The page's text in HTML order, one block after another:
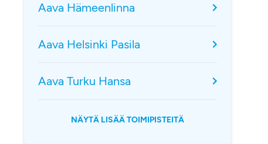
Aava Hämeenlinna
Aava Helsinki Pasila
Aava Turku Hansa
NÄYTÄ LISÄÄ TOIMIPISTEITÄ